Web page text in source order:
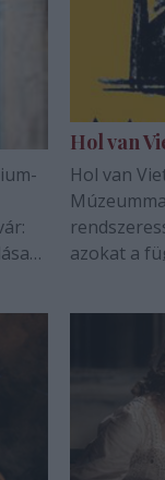
Hol van
Hol van
azokat a